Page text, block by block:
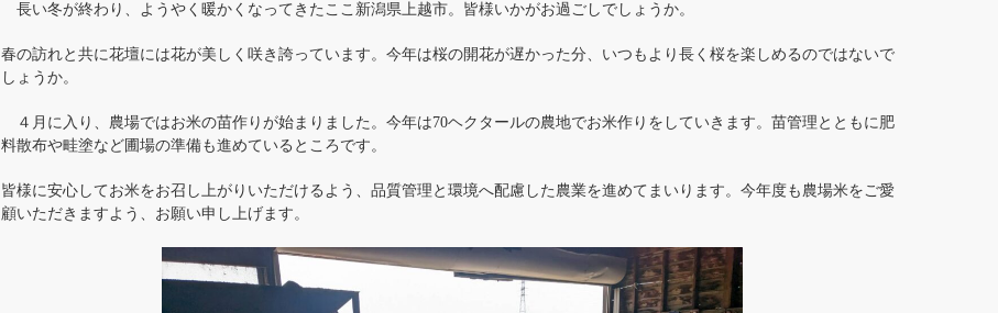
長い冬が終わり、ようやく暖かくなってきたここ新潟県上越市。皆様いかがお過ごしでしょうか。
春の訪れと共に花壇には花が美しく咲き誇っています。今年は桜の開花が遅かった分、いつもより長く桜を楽しめるのではないで
しょうか。
４月に入り、農場ではお米の苗作りが始まりました。今年は70ヘクタールの農地でお米作りをしていきます。苗管理とともに肥
料散布や畦塗など圃場の準備も進めているところです。
皆様に安心してお米をお召し上がりいただけるよう、品質管理と環境へ配慮した農業を進めてまいります。今年度も農場米をご愛
顧いただきますよう、お願い申し上げます。